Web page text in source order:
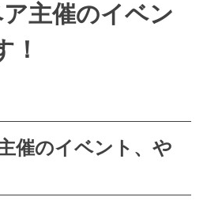
主催のイベン
！
催のイベント、や